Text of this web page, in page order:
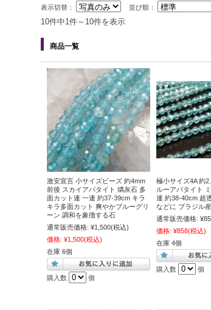
表示切替： 並び順：
10件中1件～10件を表示
商品一覧
激安宣言 小サイズビーズ 約4mm
前後 スカイアパタイト 燐灰石 多
面カット連 一連 約37-39cm キラ
キラ多面カット 爽やかブルーグリ
ーン 調和を象徴する石
通常販売価格: ¥1,500(税込)
価格: ¥1,500(税込)
在庫 6個
購入数 個
極小サイズ4A 約
ルーアパタイト
連 約38-40cm 超
などに ブラジル産
通常販売価格:
価格: ¥858(税込)
在庫 4個
購入数 個